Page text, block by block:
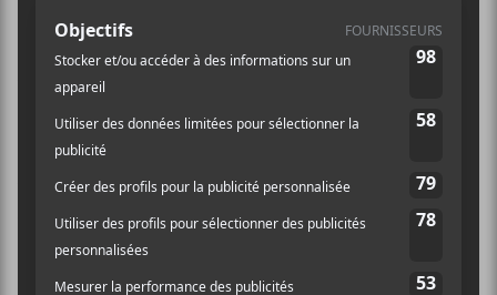
Francouvertes 2018. Nous savions
déjà que LaF, zouz, Laura Babin,
Crabe, Lou-Adriane Cassidy et Mort
Rose étaient assurés d’un passage en
demie-finale. Qu’en est-il des trois
derniers du Palmarès?